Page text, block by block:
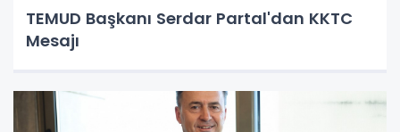
TEMUD Başkanı Serdar Partal'dan KKTC
Mesajı